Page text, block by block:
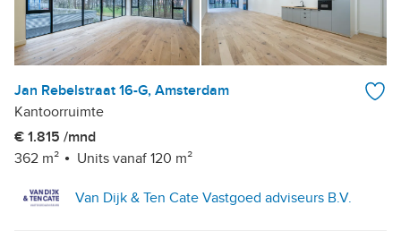
Jan Rebelstraat 16-G, Amsterdam
Kantoorruimte
€ 1.815 /mnd
362 m²
Units vanaf 120 m²
Van Dijk & Ten Cate Vastgoed adviseurs B.V.